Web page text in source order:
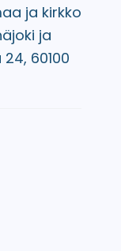
ja kirkko
ja
60100